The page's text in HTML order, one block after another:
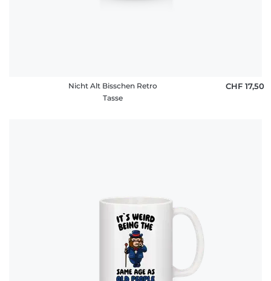
Nicht Alt Bisschen Retro
Tasse
CHF 17,50